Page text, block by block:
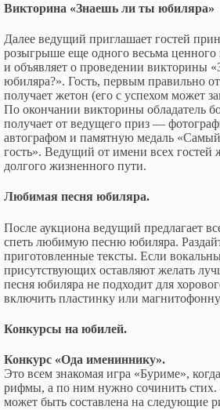
Викторина «Знаешь ли ты юбиляра»
Далее ведущий приглашает гостей
розыгрыше еще одного весьма ценного
и объявляет о проведении викторины
юбиляра?». Гость, первым правильно
получает жетон (его с успехом может
По окончании викторины обладатель
получает от ведущего приз —
автографом и памятную медаль
гость». Ведущий от имени всех гостей
долгого жизненного пути.
Любимая песня юбиляра.
После аукциона ведущий предлагает
спеть любимую песню юбиляра.
приготовленные тексты. Если
присутствующих оставляют желать
песня юбиляра не подходит для
включить пластинку или
Конкурсы на юбилей.
Конкурс «Ода имениннику».
Это всем знакомая игра «Буриме»,
рифмы, а по ним нужно сочинить
может быть составлена на следующие